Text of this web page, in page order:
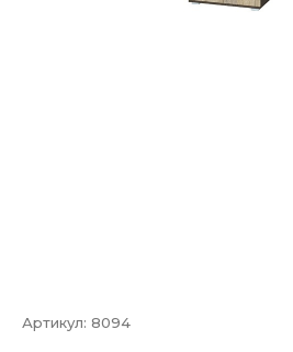
Артикул: 8094